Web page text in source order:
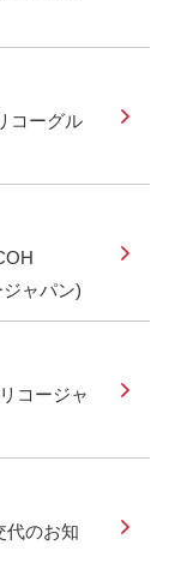
コーグル
ャパン)
コージャ
代のお知